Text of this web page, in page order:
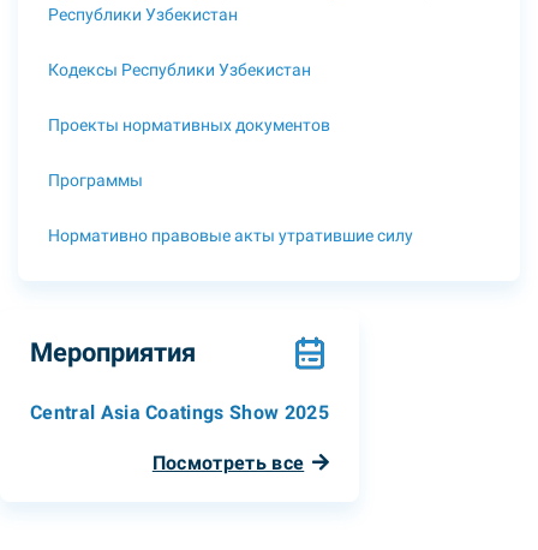
Республики Узбекистан
Кодексы Республики Узбекистан
Проекты нормативных документов
Программы
Нормативно правовые акты утратившие силу
Мероприятия
Central Asia Coatings Show 2025
Посмотреть все